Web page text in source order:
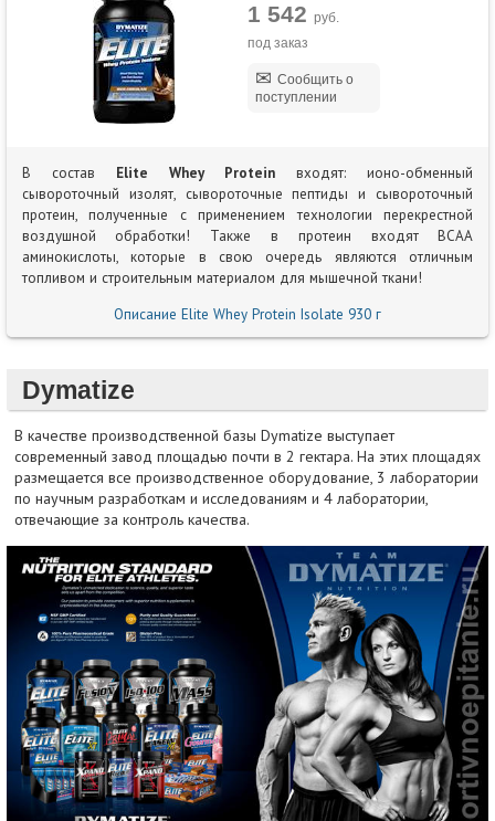
1 542 руб.
под заказ
Сообщить о
поступлении
В состав Elite Whey Proteinвходят: ионо-обменный
сывороточный изолят, сывороточные пептиды и сывороточный
протеин, полученные с применением технологии перекрестной
воздушной обработки! Также в протеин входят BCAA
аминокислоты, которые в свою очередь являются отличным
топливом и строительным материалом для мышечной ткани!
Описание Elite Whey Protein Isolate 930 г
Dymatize
В качестве производственной базы Dymatize выступает
современный завод площадью почти в 2 гектара. На этих площадях
размещается все производственное оборудование, 3 лаборатории
по научным разработкам и исследованиям и 4 лаборатории,
отвечающие за контроль качества.